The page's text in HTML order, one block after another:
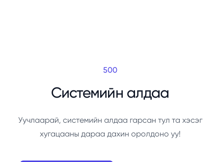
500
Системийн алдаа
Уучлаарай, системийн алдаа гарсан тул та хэсэг
хугацааны дараа дахин оролдоно уу!